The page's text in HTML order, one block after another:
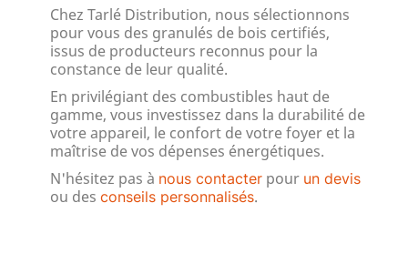
Chez Tarlé Distribution, nous sélectionnons
pour vous des granulés de bois certifiés,
issus de producteurs reconnus pour la
constance de leur qualité.
En privilégiant des combustibles haut de
gamme, vous investissez dans la durabilité de
votre appareil, le confort de votre foyer et la
maîtrise de vos dépenses énergétiques.
N'hésitez pas à nous contacter pour un devis
ou des conseils personnalisés.